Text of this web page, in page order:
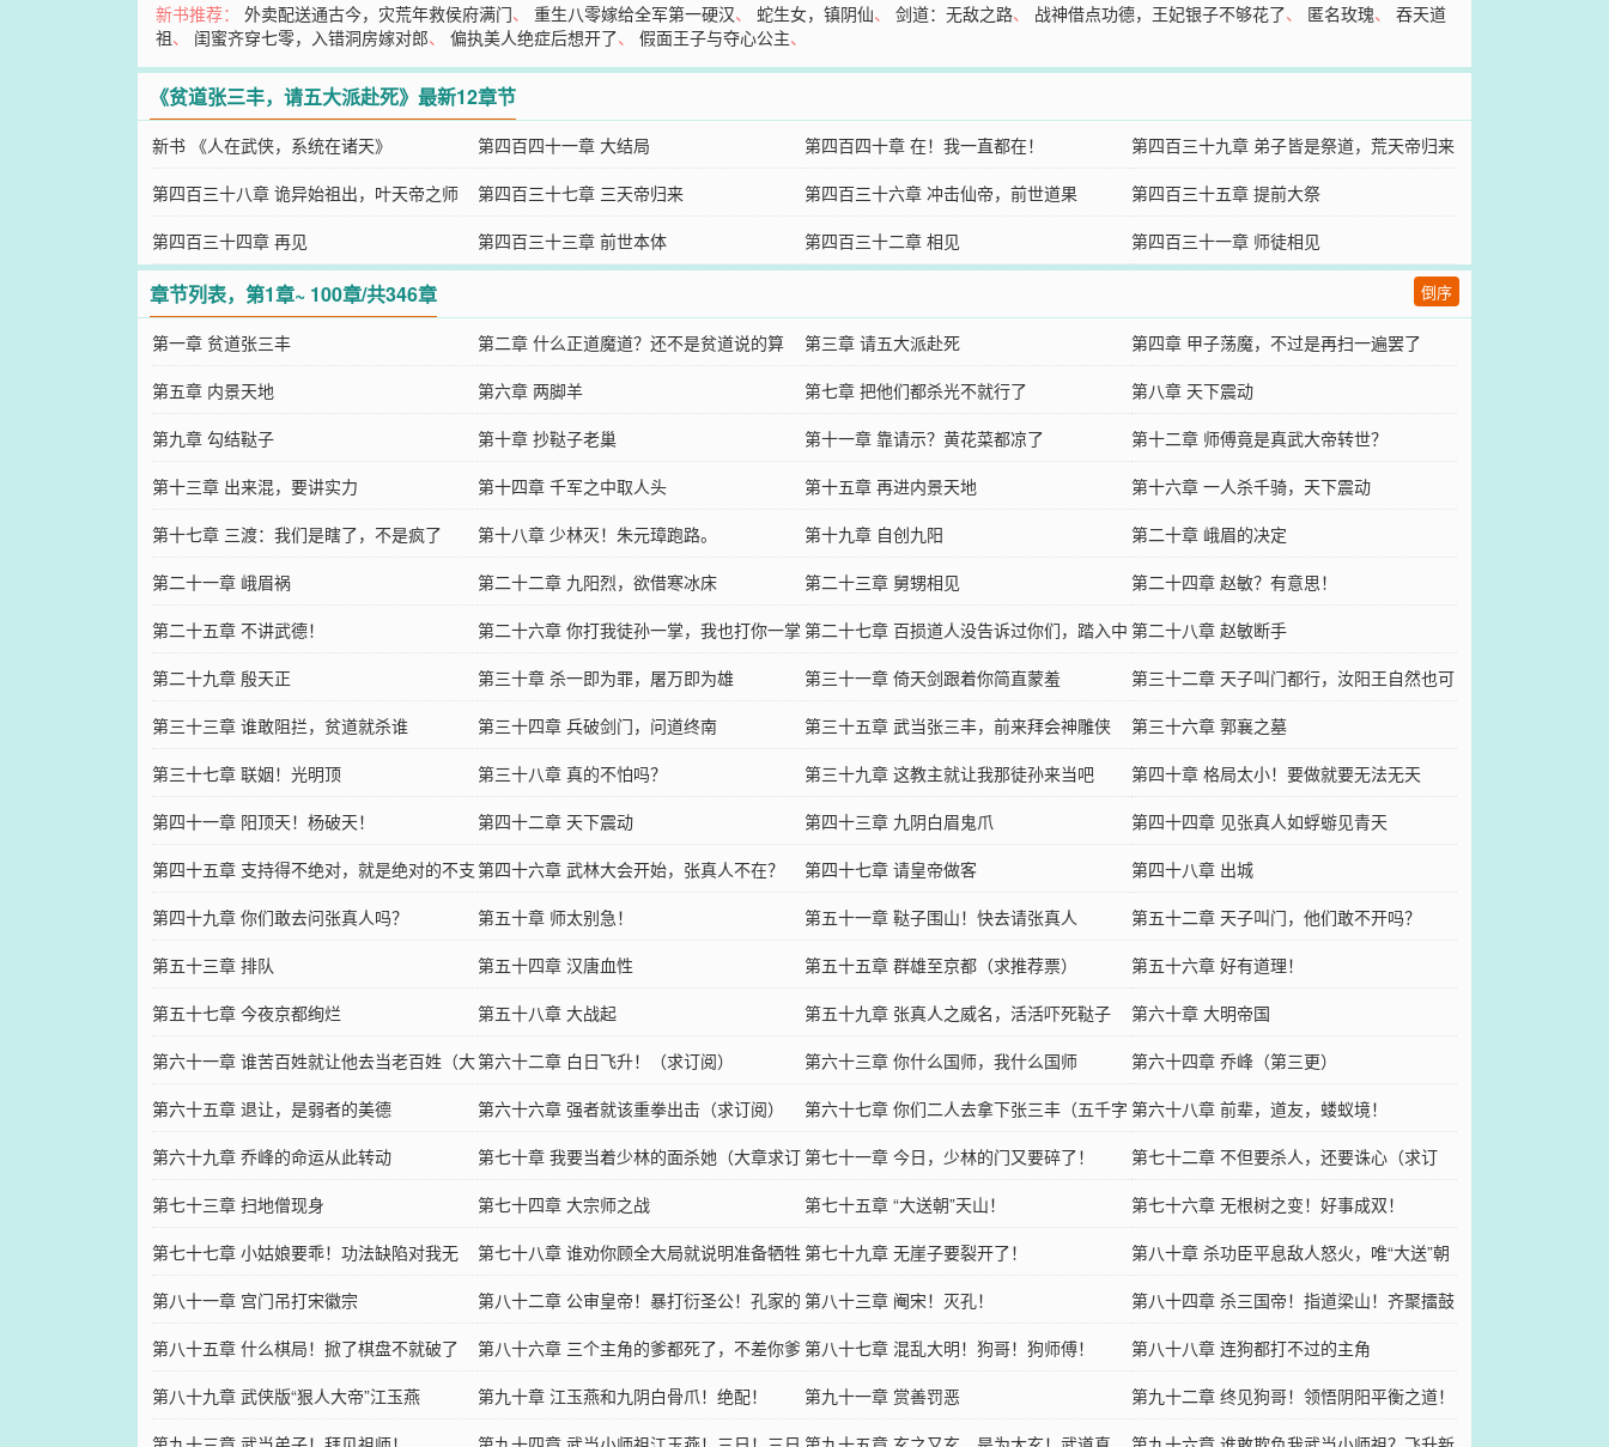
新书推荐：外卖配送通古今，灾荒年救侯府满门、重生八零嫁给全军第一硬汉、 蛇生女，镇阴仙、剑道：无敌之路、 战神借点功德，王妃银子不够花了、 匿名玫瑰、吞天道
祖、 闺蜜齐穿七零，入错洞房嫁对郎、偏执美人绝症后想开了、假面王子与夺心公主、
《贫道张三丰，请五大派赴死》最新12章节
新书 《人在武侠，系统在诸天》 第四百四十一章 大结局 第四百四十章 在！我一直都在！
第四百三十九章 弟子皆是祭道，荒天帝归来
第四百三十八章 诡异始祖出，叶天帝之师
第四百三十七章 三天帝归来 第四百三十六章 冲击仙帝，前世道果
第四百三十五章 提前大祭
第四百三十四章 再见
第四百三十三章 前世本体 第四百三十二章 相见 第四百三十一章 师徒相见
章节列表，第1章~ 100章/共346章 倒序
第一章 贫道张三丰 第二章 什么正道魔道？还不是贫道说的算 第三章 请五大派赴死
第四章 甲子荡魔，不过是再扫一遍罢了
第五章 内景天地
第六章 两脚羊 第七章 把他们都杀光不就行了
第八章 天下震动
第九章 勾结鞑子
第十章 抄鞑子老巢 第十一章 靠请示？黄花菜都凉了
第十二章 师傅竟是真武大帝转世？
第十三章 出来混，要讲实力
第十四章 千军之中取人头 第十五章 再进内景天地
第十六章 一人杀千骑，天下震动
第十七章 三渡：我们是瞎了，不是疯了
第十八章 少林灭！朱元璋跑路。 第十九章 自创九阳
第二十章 峨眉的决定
第二十一章 峨眉祸
第二十二章 九阳烈，欲借寒冰床 第二十三章 舅甥相见
第二十四章 赵敏？有意思！
第二十五章 不讲武德！
第二十六章 你打我徒孙一掌，我也打你一掌第二十七章 百损道人没告诉过你们，踏入中
原死路一条吗
第二十八章 赵敏断手
第二十九章 殷天正
第三十章 杀一即为罪，屠万即为雄 第三十一章 倚天剑跟着你简直蒙羞
第三十二章 天子叫门都行，汝阳王自然也可
以
第三十三章 谁敢阻拦，贫道就杀谁 第三十四章 兵破剑门，问道终南 第三十五章 武当张三丰，前来拜会神雕侠
第三十六章 郭襄之墓
第三十七章 联姻！光明顶
第三十八章 真的不怕吗？ 第三十九章 这教主就让我那徒孙来当吧
第四十章 格局太小！要做就要无法无天
第四十一章 阳顶天！杨破天！
第四十二章 天下震动 第四十三章 九阴白眉鬼爪
第四十四章 见张真人如蜉蝣见青天
第四十五章 支持得不绝对，就是绝对的不支
持
第四十六章 武林大会开始，张真人不在？ 第四十七章 请皇帝做客
第四十八章 出城
第四十九章 你们敢去问张真人吗？
第五十章 师太别急！ 第五十一章 鞑子围山！快去请张真人
第五十二章 天子叫门，他们敢不开吗？
第五十三章 排队
第五十四章 汉唐血性 第五十五章 群雄至京都（求推荐票）
第五十六章 好有道理！
第五十七章 今夜京都绚烂
第五十八章 大战起 第五十九章 张真人之威名，活活吓死鞑子
第六十章 大明帝国
第六十一章 谁苦百姓就让他去当老百姓（大
章）
第六十二章 白日飞升！（求订阅） 第六十三章 你什么国师，我什么国师
第六十四章 乔峰（第三更）
第六十五章 退让，是弱者的美德
第六十六章 强者就该重拳出击（求订阅）
第六十七章 你们二人去拿下张三丰（五千字
大章求订阅）
第六十八章 前辈，道友，蝼蚁境！
第六十九章 乔峰的命运从此转动
第七十章 我要当着少林的面杀她（大章求订
阅）
第七十一章 今日，少林的门又要碎了！
第七十二章 不但要杀人，还要诛心（求订
阅）
第七十三章 扫地僧现身 第七十四章 大宗师之战 第七十五章 “大送朝”天山！
第七十六章 无根树之变！好事成双！
第七十七章 小姑娘要乖！功法缺陷对我无
效！
第七十八章 谁劝你顾全大局就说明准备牺牲
你了
第七十九章 无崖子要裂开了！
第八十章 杀功臣平息敌人怒火，唯“大送”朝
第八十一章 宫门吊打宋徽宗
第八十二章 公审皇帝！暴打衍圣公！孔家的
膝盖有那么硬吗
第八十三章 阉宋！灭孔！
第八十四章 杀三国帝！指道梁山！齐聚擂鼓
山！（求订阅）
第八十五章 什么棋局！掀了棋盘不就破了
第八十六章 三个主角的爹都死了，不差你爹
一个！再次飞升
第八十七章 混乱大明！狗哥！狗师傅！
第八十八章 连狗都打不过的主角
第八十九章 武侠版“狠人大帝”江玉燕
第九十章 江玉燕和九阴白骨爪！绝配！ 第九十一章 赏善罚恶
第九十二章 终见狗哥！领悟阴阳平衡之道！